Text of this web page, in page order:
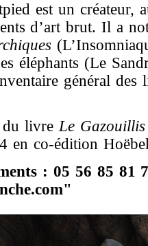
est un créateur,
d’art brut. Il a
éléphants (Le
général des
du livreLe Gazouillis
en co-édition
: 05 56 85 81